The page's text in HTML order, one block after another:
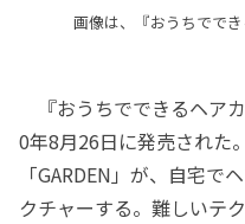
画像は、『おうちでで
『おうちでできるヘア
0年8月26日に発売された
「GARDEN」が、自宅
クチャーする。難しいテ